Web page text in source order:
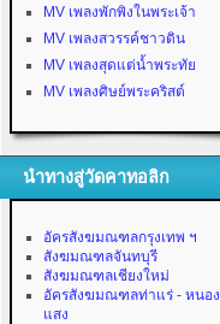
MV เพลงพักพิงในพระเจ้า
MV เพลงสวรรค์ชาวดิน
MV เพลงสุดแต่น้ำพระทัย
MV เพลงศิษย์พระคริสต์
นำทางสู่วัดคาทอลิก
อัครสังฆมณฑลกรุงเทพ ฯ
สังฆมณฑลจันทบุรี
สังฆมณฑลเชียงใหม่
อัครสังฆมณฑลท่าแร่ - หนอง
แสง